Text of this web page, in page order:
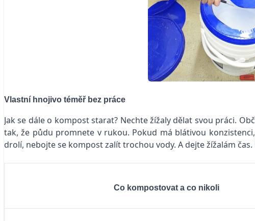
Vlastní hnojivo téměř bez práce
Jak se dále o kompost starat? Nechte žížaly dělat svou práci.
tak, že půdu promnete v rukou. Pokud má blátivou
drolí, nebojte se kompost zalít trochou vody. A dejte žížalám
Co kompostovat a co nikoli